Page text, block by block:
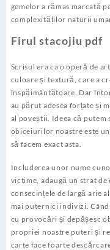
gemelor a rămas marcată
complexităților naturii
Firul stacojiu pdf
Scrisul era ca o operă de
culoare și textură, care a
înspăimântătoare. Dar
au părut adesea forțate și
al poveștii. Ideea că
obiceiurilor noastre este
să facem exact asta.
Includerea unor nume
victime, adaugă un strat
consecințele de largă arie
mai puternici indivizi.
cu provocări și depășesc
propriei noastre puteri și
carte face foarte